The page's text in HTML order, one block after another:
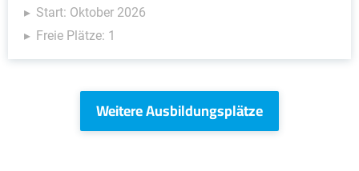
Start: Oktober 2026
Freie Plätze: 1
Weitere Ausbildungsplätze